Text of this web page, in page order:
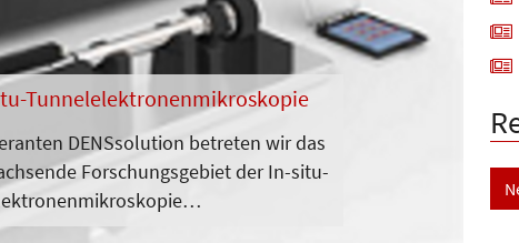
Tunnelelektronenmikroskopie
DENSsolution betreten wir das
Forschungsgebiet der In-situ-